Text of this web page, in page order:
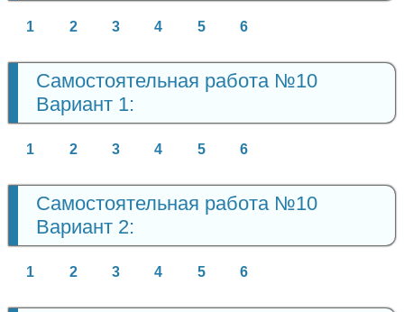
1 2 3 4 5 6
Самостоятельная работа №10
Вариант 1:
1 2 3 4 5 6
Самостоятельная работа №10
Вариант 2:
1 2 3 4 5 6